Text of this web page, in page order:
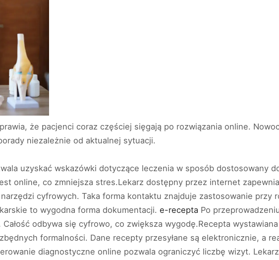
że pacjenci coraz częściej sięgają po rozwiązania online.
niezależnie od aktualnej sytuacji.
uzyskać wskazówki dotyczące leczenia w sposób dostosowany
online, co zmniejsza stres.Lekarz dostępny przez internet
cyfrowych. Taka forma kontaktu znajduje zastosowanie przy
to wygodna forma dokumentacji. e-recepta Po
odbywa się cyfrowo, co zwiększa wygodę.Recepta
formalności. Dane recepty przesyłane są elektronicznie, a
diagnostyczne online pozwala ograniczyć liczbę wizyt.